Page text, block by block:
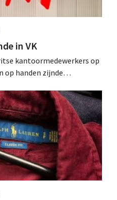
in VK
kantoormedewerkers op
op handen zijnde
in Nederland, België
jobs verloren gingen.